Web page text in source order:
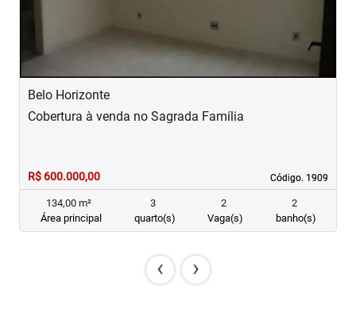
Belo Horizonte
Código. 1909
Código. 1909
Cobertura à venda no Sagrada Família
R$ 600.000,00
134,00 m²
Área principal
3
quarto(s)
2
Vaga(s)
2
banho(s)
‹ ›